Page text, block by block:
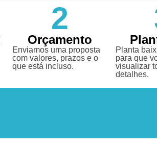
2
Orçamento
Enviamos uma proposta
com valores, prazos e o
que está incluso.
Planta
para que
visualizar
detalhes.